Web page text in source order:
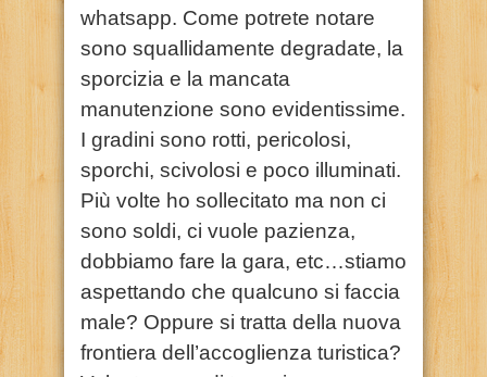
whatsapp. Come potrete notare
sono squallidamente degradate, la
sporcizia e la mancata
manutenzione sono evidentissime.
I gradini sono rotti, pericolosi,
sporchi, scivolosi e poco illuminati.
Più volte ho sollecitato ma non ci
sono soldi, ci vuole pazienza,
dobbiamo fare la gara, etc…stiamo
aspettando che qualcuno si faccia
male? Oppure si tratta della nuova
frontiera dell’accoglienza turistica?